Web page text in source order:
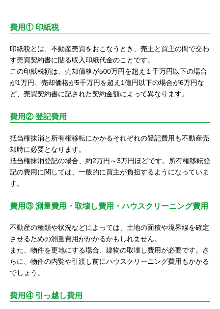
費用① 印紙税
印紙税とは、不動産売買をおこなうとき、売主と買主の間で交わ
す売買契約書に貼る収入印紙代金のことです。
この印紙税額は、売却価格が500万円を超え１千万円以下の場合
が1万円、売却価格が5千万円を超え1億円以下の場合が6万円な
ど、売買契約書に記された契約金額によって異なります。
費用② 登記費用
抵当権抹消と所有権移転にかかるそれぞれの登記費用も不動産売
却時に必要となります。
抵当権抹消登記の場合、約2万円～3万円ほどです。所有権移転登
記の費用に関しては、一般的に買主が負担するようになっていま
す。
費用③ 測量費用・取壊し費用・ハウスクリーニング費用
不動産の種類や状況などによっては、土地の面積や境界線を確定
させるための測量費用がかかるかもしれません。
また、物件を更地にする場合、建物の取壊し費用が必要です。さ
らに、物件の内覧や引渡し前にハウスクリーニング費用もかかる
でしょう。
費用④ 引っ越し費用